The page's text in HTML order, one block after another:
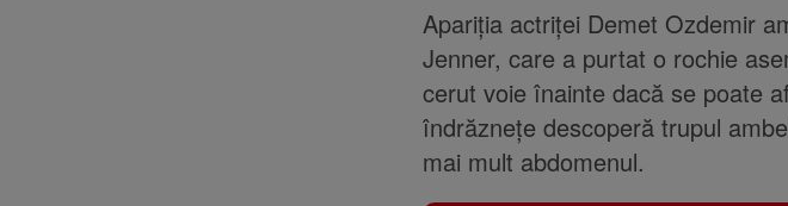
Apariția actriței Demet Ozdemir
Jenner, care a purtat o rochie
cerut voie înainte dacă se poate
îndrăznețe descoperă trupul
mai mult abdomenul.